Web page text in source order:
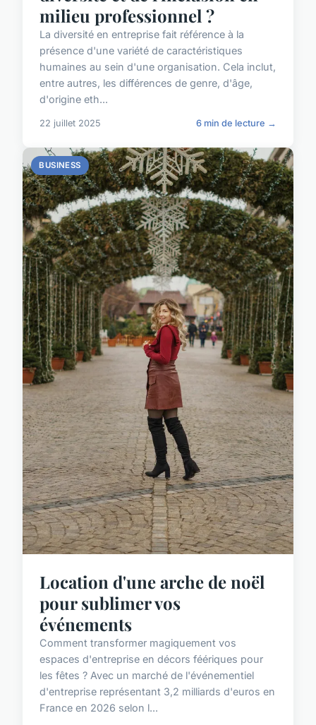
milieu professionnel ?
La diversité en entreprise fait référence à la
présence d'une variété de caractéristiques
humaines au sein d'une organisation. Cela inclut,
entre autres, les différences de genre, d'âge,
d'origine eth...
22 juillet 2025 6 min de lecture →
BUSINESS
Location d'une arche de noël
pour sublimer vos
événements
Comment transformer magiquement vos
espaces d'entreprise en décors féériques pour
les fêtes ? Avec un marché de l'événementiel
d'entreprise représentant 3,2 milliards d'euros en
France en 2026 selon l...